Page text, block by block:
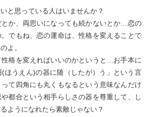
と思っている人はいませんか？
か、両思いになっても続かないとか…恋の
でもね、恋の運命は、性格を変えることで
よ。
格を変えればいいのかというと…お手本に
(ほうえん)の器に随（したが）う」という言
て四角にも丸くもなるという意味なんだけ
都合という相手らしさの器を尊重して、し
ようになれたら素敵じゃない？